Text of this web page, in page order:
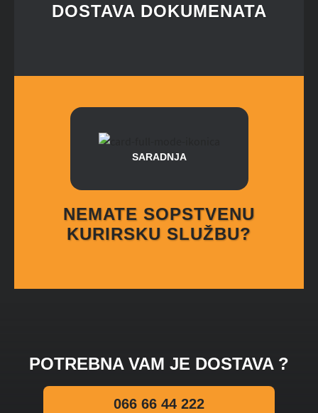
DOSTAVA DOKUMENATA
SARADNJA
NEMATE SOPSTVENU
KURIRSKU SLUŽBU?
POTREBNA VAM JE DOSTAVA ?
066 66 44 222